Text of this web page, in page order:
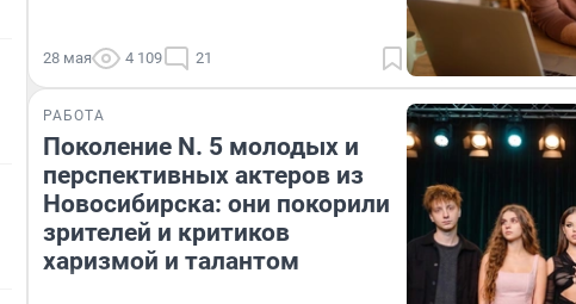
28 мая 4 109 21
РАБОТА
Поколение N. 5 молодых и
перспективных актеров из
Новосибирска: они покорили
зрителей и критиков
харизмой и талантом